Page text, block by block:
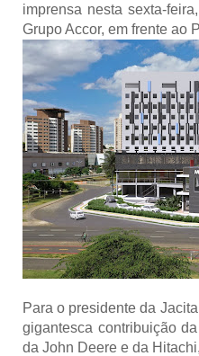
imprensa nesta sexta-
Grupo Accor, em frente ao
Para o presidente da
gigantesca contribuição
da John Deere e da